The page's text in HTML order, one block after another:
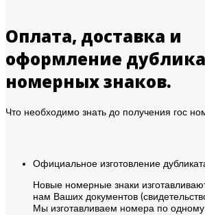
Оплата, доставка и
оформление
номерных знаков.
Что необходимо знать до получения гос
Официальное изготовление
Новые номерные знаки
нам Ваших документов
Мы изготавливаем номера по одному